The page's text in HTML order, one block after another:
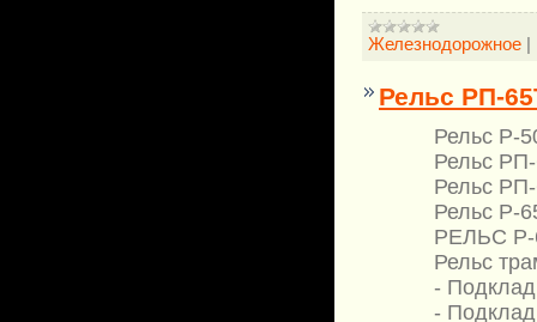
Железнодорожное |
Рельс РП-
Рельс Р-
Рельс
Рельс
Рельс Р-
РЕЛЬС Р-
Рельс
-
-